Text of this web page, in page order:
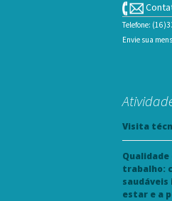
Telefone:
Envie sua
Visita
Qualidade
trabalho:
saudáveis
estar e a